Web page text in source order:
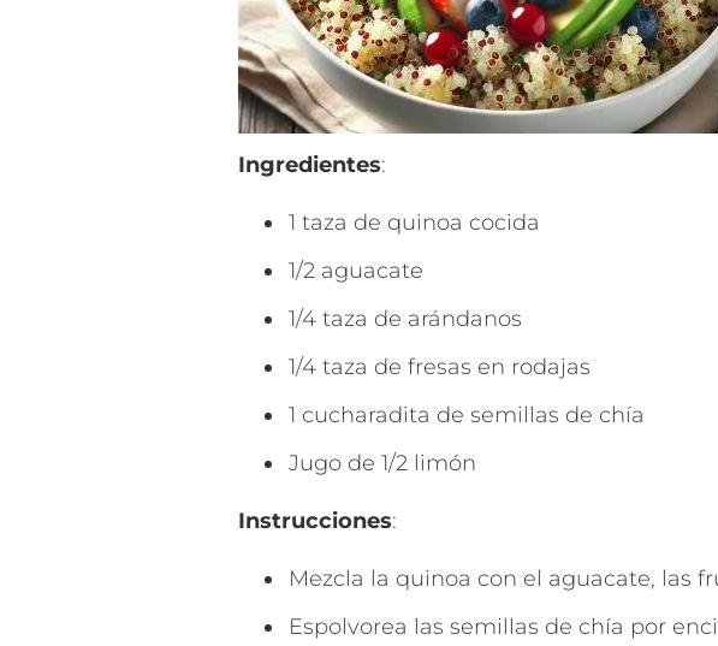
Ingredientes:
1 taza de quinoa cocida
1/2 aguacate
1/4 taza de arándanos
1/4 taza de fresas en rodajas
1 cucharadita de semillas de chía
Jugo de 1/2 limón
Instrucciones:
Mezcla la quinoa con el aguacate, las
Espolvorea las semillas de chía por